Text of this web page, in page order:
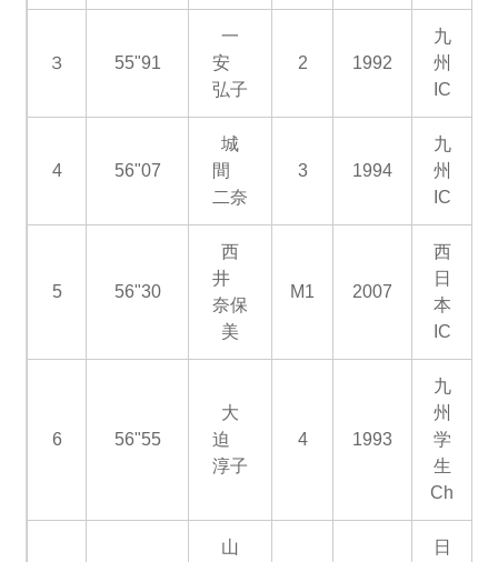
３ 55"91
一
安
弘子
2 1992
九
州
IC
4 56"07
城
間
二奈
3 1994
九
州
IC
5 56"30
西
井
奈保
美
M1 2007
西
日
本
IC
6 56"55
大
迫
淳子
4 1993
九
州
学
生
Ch
山
日